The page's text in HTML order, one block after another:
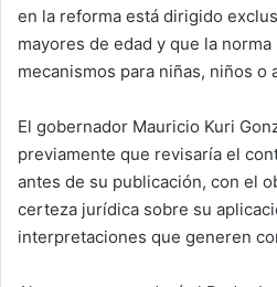
en la reforma está dirigido
mayores de edad y que la
mecanismos para niñas, niños o
El gobernador Mauricio Kuri
previamente que revisaría el
antes de su publicación, con el
certeza jurídica sobre su
interpretaciones que generen